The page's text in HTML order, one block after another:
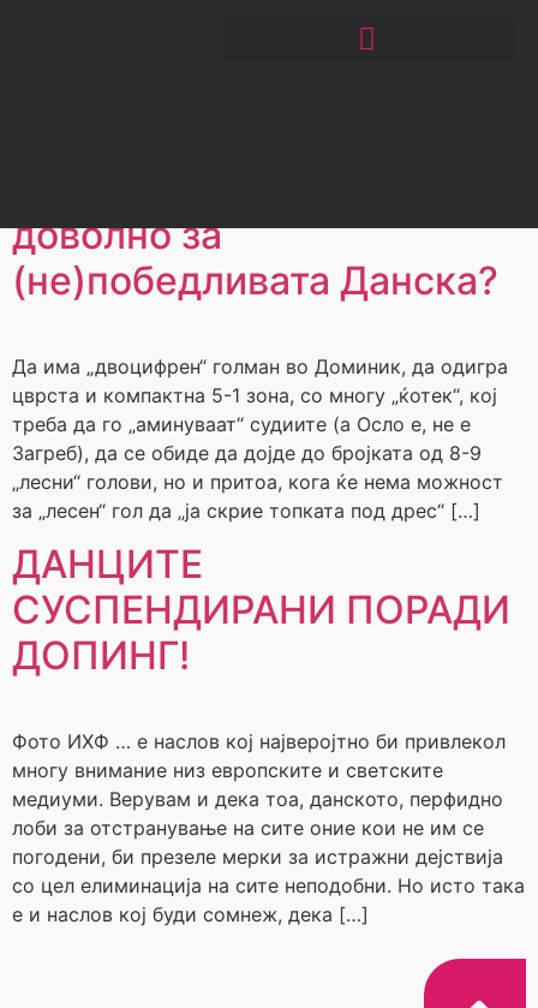
доволно за
(не)победливата Данска?
Да има „двоцифрен“ голман во Доминик, да одигра
цврста и компактна 5-1 зона, со многу „ќотек“, кој
треба да го „аминуваат“ судиите (а Осло е, не е
Загреб), да се обиде да дојде до бројката од 8-9
„лесни“ голови, но и притоа, кога ќе нема можност
за „лесен“ гол да „ја скрие топката под дрес“ […]
ДАНЦИТЕ
СУСПЕНДИРАНИ ПОРАДИ
ДОПИНГ!
Фото ИХФ … е наслов кој најверојтно би привлекол
многу внимание низ европските и светските
медиуми. Верувам и дека тоа, данското, перфидно
лоби за отстранување на сите оние кои не им се
погодени, би презеле мерки за истражни дејствија
со цел елиминација на сите неподобни. Но исто така
е и наслов кој буди сомнеж, дека […]